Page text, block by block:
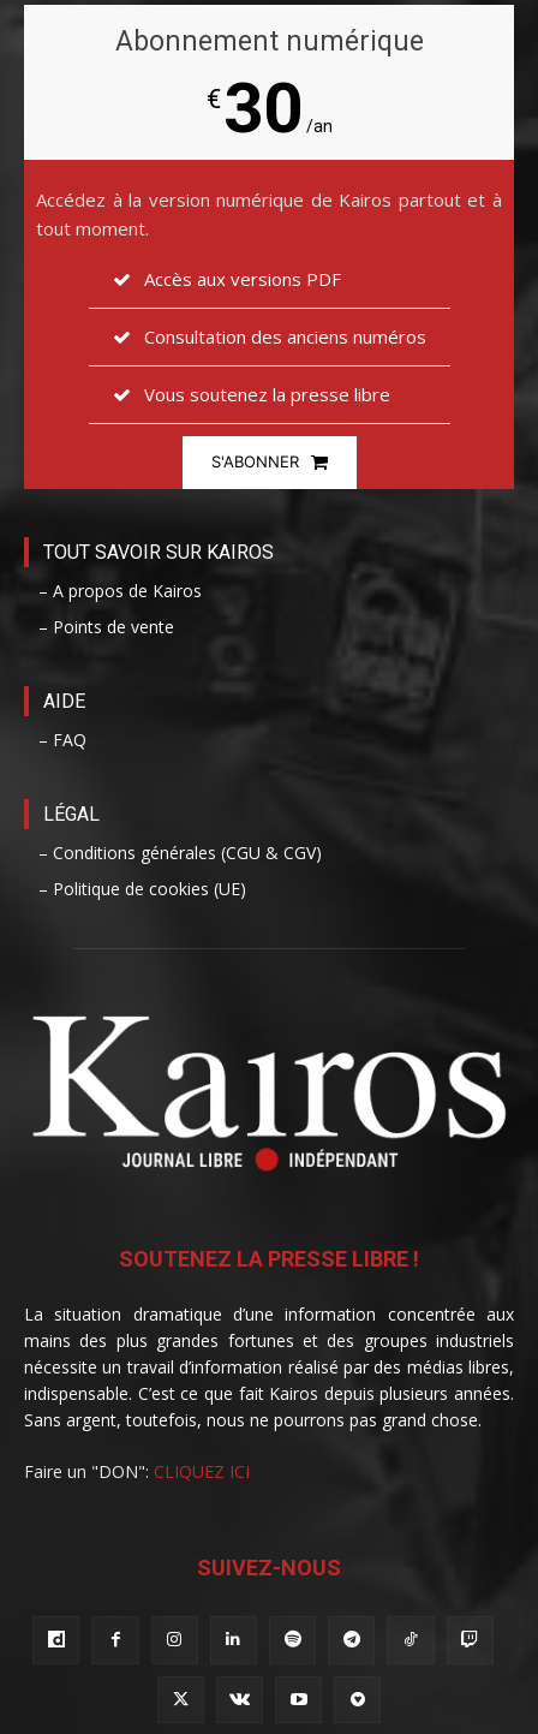
Abonnement numérique
€30 /an
Accédez à la version numérique de Kairos partout et à
tout moment.
Accès aux versions PDF
Consultation des anciens numéros
Vous soutenez la presse libre
S'ABONNER
TOUT SAVOIR SUR KAIROS
– A propos de Kairos
– Points de vente
AIDE
– FAQ
LÉGAL
– Conditions générales (CGU & CGV)
– Politique de cookies (UE)
SOUTENEZ LA PRESSE LIBRE !
La situation dramatique d’une information concentrée aux
mains des plus grandes fortunes et des groupes industriels
nécessite un travail d’information réalisé par des médias libres,
indispensable. C’est ce que fait Kairos depuis plusieurs années.
Sans argent, toutefois, nous ne pourrons pas grand chose.
Faire un "DON": CLIQUEZ ICI
SUIVEZ-NOUS